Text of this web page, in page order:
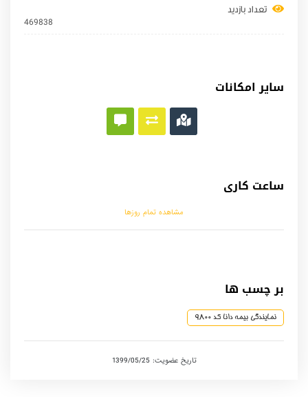
تعداد بازدید
469838
سایر امکانات
ساعت کاری
مشاهده تمام روزها
بر چسب ها
نمایندگی بیمه دانا کد 9800
تاریخ عضویت: 1399/05/25